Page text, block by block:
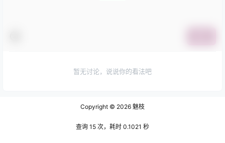
暂无讨论，说说你的看法吧
Copyright © 2026 魅枝
查询 15 次，耗时 0.1021 秒